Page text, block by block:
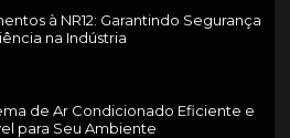
à NR12: Garantindo Segurança
na Indústria
de Ar Condicionado Eficiente e
para Seu Ambiente